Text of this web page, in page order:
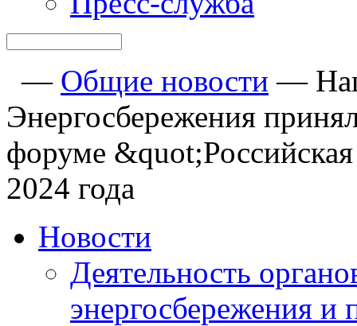
— Общие новости —
Энергосбережения
форуме
2024 года
Новости
Деятельность
энергосбережения и